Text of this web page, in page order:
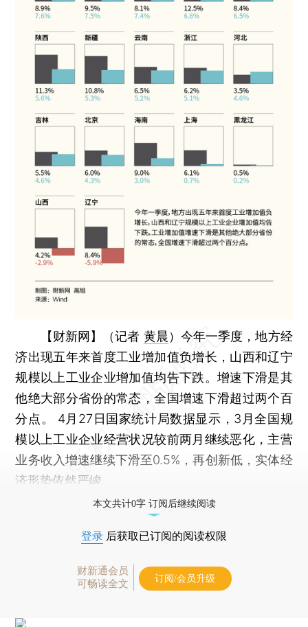
【财新网】（记者 黄晨） 今年一季度，地方经
济出现五年来首度工业增加值负增长，山西和辽宁
规模以上工业企业增加值均告下跌。增速下滑是其
他绝大部分省份的常态，全国增速下滑超过两个百
分点。 4月27日国家统计局数据显示，3月全国规
模以上工业企业经营状况较前两月继续恶化，主营
业务收入增速继续下滑至0.5%，再创新低，实体经
济形势依然严峻。
本文共计0字 订阅后继续阅读
登录 后获取已订阅的阅读权限
财新通会员
可畅读全文
订阅/会员升级